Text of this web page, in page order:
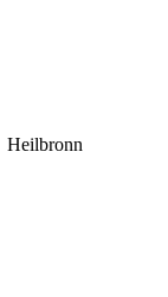
Heilbronn